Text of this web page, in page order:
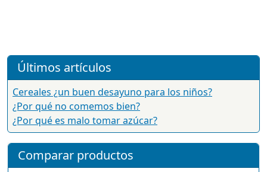
Últimos artículos
Cereales ¿un buen desayuno para los niños?
¿Por qué no comemos bien?
¿Por qué es malo tomar azúcar?
Comparar productos